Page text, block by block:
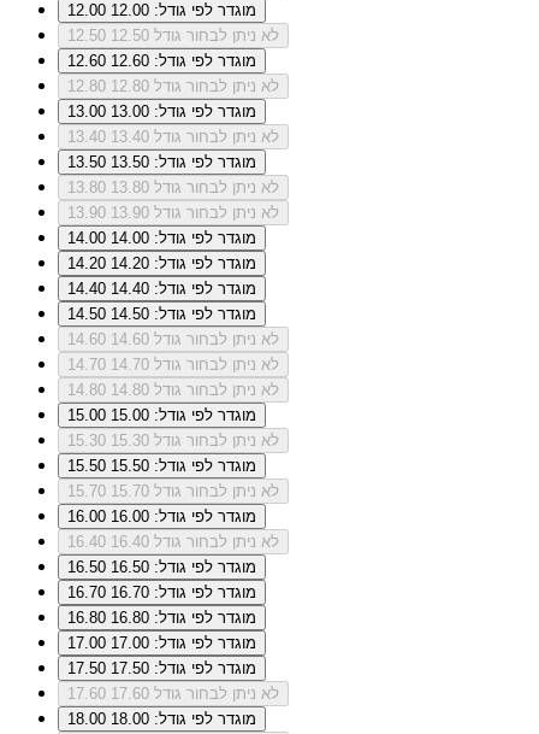
12.00
מוגדר לפי גודל: 12.00
12.50
לא ניתן לבחור גודל 12.50
12.60
מוגדר לפי גודל: 12.60
12.80
לא ניתן לבחור גודל 12.80
13.00
מוגדר לפי גודל: 13.00
13.40
לא ניתן לבחור גודל 13.40
13.50
מוגדר לפי גודל: 13.50
13.80
לא ניתן לבחור גודל 13.80
13.90
לא ניתן לבחור גודל 13.90
14.00
מוגדר לפי גודל: 14.00
14.20
מוגדר לפי גודל: 14.20
14.40
מוגדר לפי גודל: 14.40
14.50
מוגדר לפי גודל: 14.50
14.60
לא ניתן לבחור גודל 14.60
14.70
לא ניתן לבחור גודל 14.70
14.80
לא ניתן לבחור גודל 14.80
15.00
מוגדר לפי גודל: 15.00
15.30
לא ניתן לבחור גודל 15.30
15.50
מוגדר לפי גודל: 15.50
15.70
לא ניתן לבחור גודל 15.70
16.00
מוגדר לפי גודל: 16.00
16.40
לא ניתן לבחור גודל 16.40
16.50
מוגדר לפי גודל: 16.50
16.70
מוגדר לפי גודל: 16.70
16.80
מוגדר לפי גודל: 16.80
17.00
מוגדר לפי גודל: 17.00
17.50
מוגדר לפי גודל: 17.50
17.60
לא ניתן לבחור גודל 17.60
18.00
מוגדר לפי גודל: 18.00